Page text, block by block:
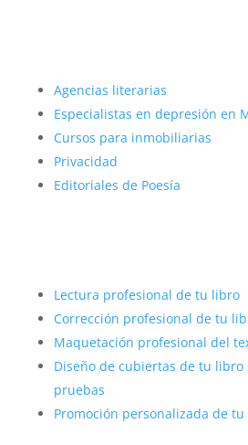
Agencias literarias
Especialistas en depresión en
Cursos para inmobiliarias
Privacidad
Editoriales de Poesía
Lectura profesional de tu libro
Corrección profesional de tu
Maquetación profesional del
Diseño de cubiertas de tu
pruebas
Promoción personalizada de